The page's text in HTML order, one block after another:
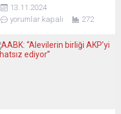
geçtiğimiz yıl Frankfurt’un
“Entegrasyon Ödülü”nü alan
Platformu’nun altıncı kez
gerçekleştirdiği Eğitim Fuarı,
13.11.2024
yorumlar kapalı
272